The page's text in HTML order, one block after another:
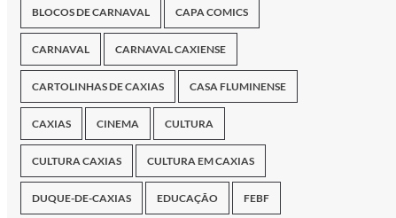
BLOCOS DE CARNAVAL CAPA COMICS
CARNAVAL CARNAVAL CAXIENSE
CARTOLINHAS DE CAXIAS CASA FLUMINENSE
CAXIAS CINEMA CULTURA
CULTURA CAXIAS CULTURA EM CAXIAS
DUQUE-DE-CAXIAS EDUCAÇÃO FEBF